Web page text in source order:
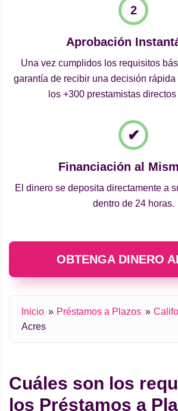
Aprobación
Una vez cumplidos los requisitos
garantía de recibir una decisión
los +300 prestamistas
Financiación al
El dinero se deposita directamente a
dentro de 24 horas.
OBTENGA DINERO
Inicio Préstamos a Plazos
Acres
Cuáles son los
los Préstamos a